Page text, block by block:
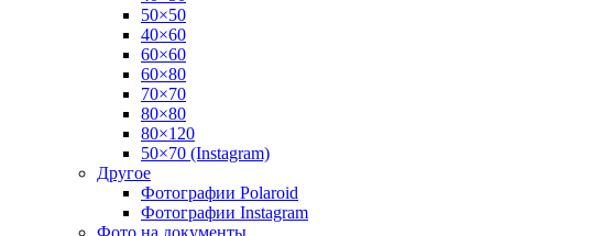
50×50
40×60
60×60
60×80
70×70
80×80
80×120
50×70 (Instagram)
Другое
Фотографии Polaroid
Фотографии Instagram
Фото на документы